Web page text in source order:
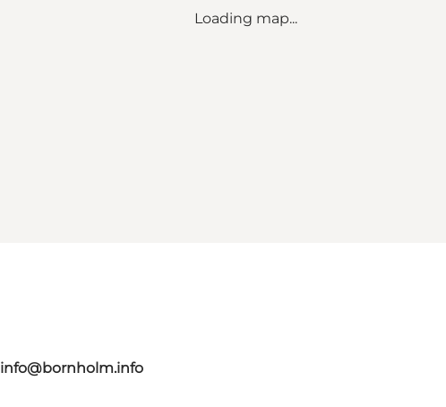
Loading map...
info@bornholm.info